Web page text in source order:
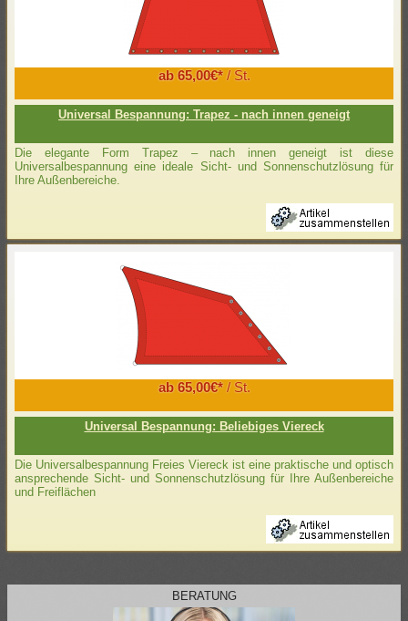
ab 65,00€*/ St.
Universal Bespannung: Trapez - nach innen geneigt
Die elegante Form Trapez – nach innen geneigt ist diese
Universalbespannung eine ideale Sicht- und Sonnenschutzlösung für
Ihre Außenbereiche.
ab 65,00€*/ St.
Universal Bespannung: Beliebiges Viereck
Die Universalbespannung Freies Viereck ist eine praktische und optisch
ansprechende Sicht- und Sonnenschutzlösung für Ihre Außenbereiche
und Freiflächen
BERATUNG